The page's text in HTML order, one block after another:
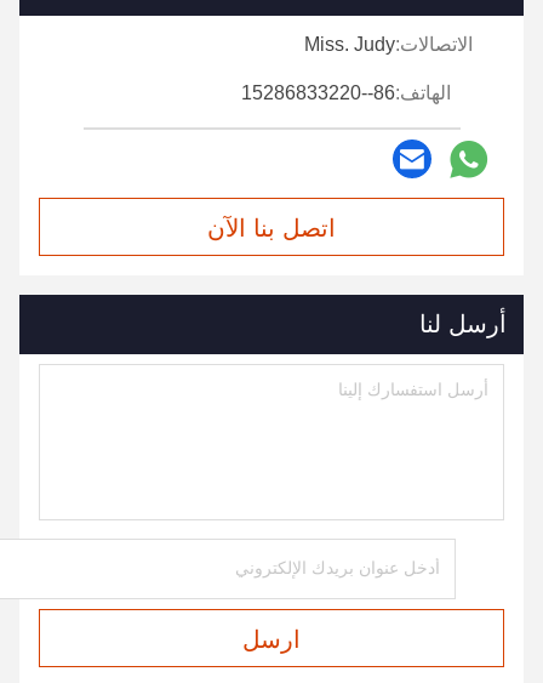
الاتصالات:Miss. Judy
الهاتف:86--15286833220
اتصل بنا الآن
أرسل لنا
ارسل